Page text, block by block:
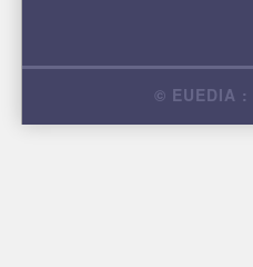
© EUEDIA